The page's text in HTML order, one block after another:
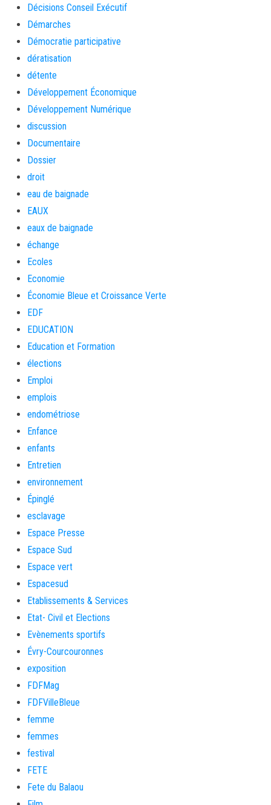
Décisions Conseil Exécutif
Démarches
Démocratie participative
dératisation
détente
Développement Économique
Développement Numérique
discussion
Documentaire
Dossier
droit
eau de baignade
EAUX
eaux de baignade
échange
Ecoles
Economie
Économie Bleue et Croissance Verte
EDF
EDUCATION
Education et Formation
élections
Emploi
emplois
endométriose
Enfance
enfants
Entretien
environnement
Épinglé
esclavage
Espace Presse
Espace Sud
Espace vert
Espacesud
Etablissements & Services
Etat- Civil et Elections
Evènements sportifs
Évry-Courcouronnes
exposition
FDFMag
FDFVilleBleue
femme
femmes
festival
FETE
Fete du Balaou